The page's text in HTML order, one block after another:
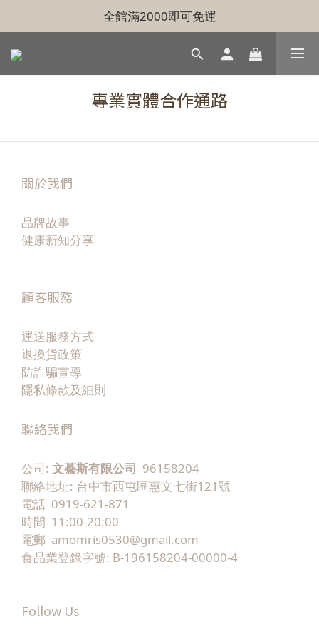
全館滿2000即可免運
專業實體合作通路
關於我們
品牌故事
健康新知分享
顧客服務
運送服務方式
退換貨政策
防詐騙宣導
隱私條款及細則
聯絡我們
公司: 文驀斯有限公司 96158204
聯絡地址: 台中市西屯區惠文七街121號
電話 0919-621-871
時間 11:00-20:00
電郵 amomris0530@gmail.com
食品業登錄字號: B-196158204-00000-4
Follow Us